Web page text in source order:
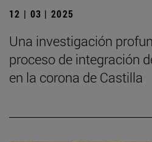
12 | 03 | 2025
Una investigación
proceso de integración
en la corona de Castilla